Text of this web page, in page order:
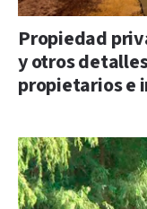
Propiedad
y otros
propietarios e